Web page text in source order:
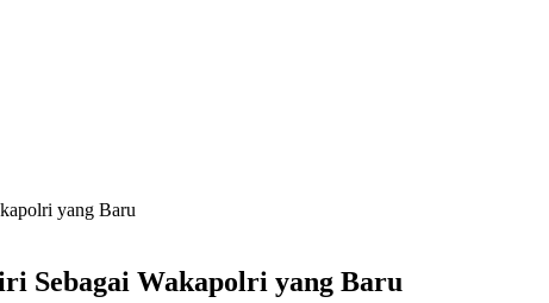
yang Baru
Sebagai Wakapolri yang Baru